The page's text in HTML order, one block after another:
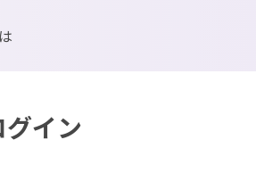
グイン